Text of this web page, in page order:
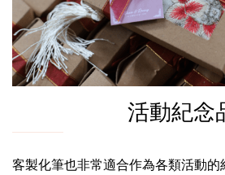
活動紀念
客製化筆也非常適合作為各類活動的